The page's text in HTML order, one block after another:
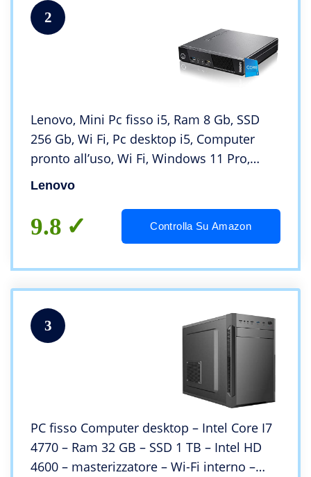
2
Lenovo, Mini Pc fisso i5, Ram 8 Gb, SSD
256 Gb, Wi Fi, Pc desktop i5, Computer
pronto all’uso, Wi Fi, Windows 11 Pro,
Office 2021 (Ricondizionato)
Lenovo
9.8 Controlla Su Amazon
3
PC fisso Computer desktop – Intel Core I7
4770 – Ram 32 GB – SSD 1 TB – Intel HD
4600 – masterizzatore – Wi-Fi interno –